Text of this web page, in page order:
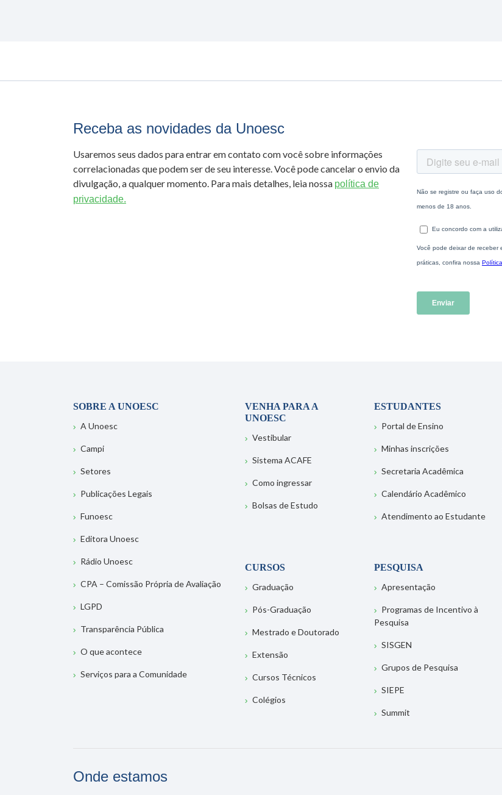
Receba as novidades da Unoesc
Usaremos seus dados para entrar em contato com você sobre informações
correlacionadas que podem ser de seu interesse. Você pode cancelar o envio da
divulgação, a qualquer momento. Para mais detalhes, leia nossa política de
privacidade.
SOBRE A UNOESC
A Unoesc
Campi
Setores
Publicações Legais
Funoesc
Editora Unoesc
Rádio Unoesc
CPA – Comissão Própria de Avaliação
LGPD
Transparência Pública
O que acontece
Serviços para a Comunidade
VENHA PARA A
UNOESC
Vestibular
Sistema ACAFE
Como ingressar
Bolsas de Estudo
ESTUDANTES
Portal de Ensino
Minhas inscrições
Secretaria Acadêmica
Calendário Acadêmico
Atendimento ao Estudante
CURSOS
Graduação
Pós-Graduação
Mestrado e Doutorado
Extensão
Cursos Técnicos
Colégios
PESQUISA
Apresentação
Programas de Incentivo à
Pesquisa
SISGEN
Grupos de Pesquisa
SIEPE
Summit
Onde estamos